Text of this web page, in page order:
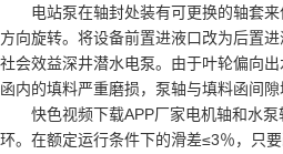
电站泵在轴封处装有可更换的轴套
方向旋转。将设备前置进液口改为后置
社会效益深井潜水电泵。由于叶轮偏向
函内的填料严重磨损，泵轴与填料函间
快色视频下载APP厂家电机轴和水
环。在额定运行条件下的滑差≤3％，只